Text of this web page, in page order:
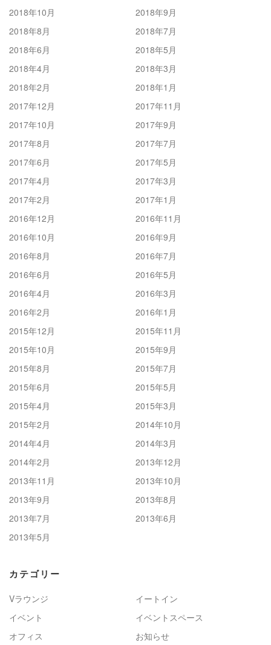
2018年10月
2018年9月
2018年8月
2018年7月
2018年6月
2018年5月
2018年4月
2018年3月
2018年2月
2018年1月
2017年12月
2017年11月
2017年10月
2017年9月
2017年8月
2017年7月
2017年6月
2017年5月
2017年4月
2017年3月
2017年2月
2017年1月
2016年12月
2016年11月
2016年10月
2016年9月
2016年8月
2016年7月
2016年6月
2016年5月
2016年4月
2016年3月
2016年2月
2016年1月
2015年12月
2015年11月
2015年10月
2015年9月
2015年8月
2015年7月
2015年6月
2015年5月
2015年4月
2015年3月
2015年2月
2014年10月
2014年4月
2014年3月
2014年2月
2013年12月
2013年11月
2013年10月
2013年9月
2013年8月
2013年7月
2013年6月
2013年5月
カテゴリー
Vラウンジ
イートイン
イベント
イベントスペース
オフィス
お知らせ